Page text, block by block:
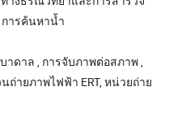
ารค้นหาน้ำ
าดาล , การจับภาพต่อสภาพ ,
ถ่ายภาพไฟฟ้า ERT, หน่วยถ่าย